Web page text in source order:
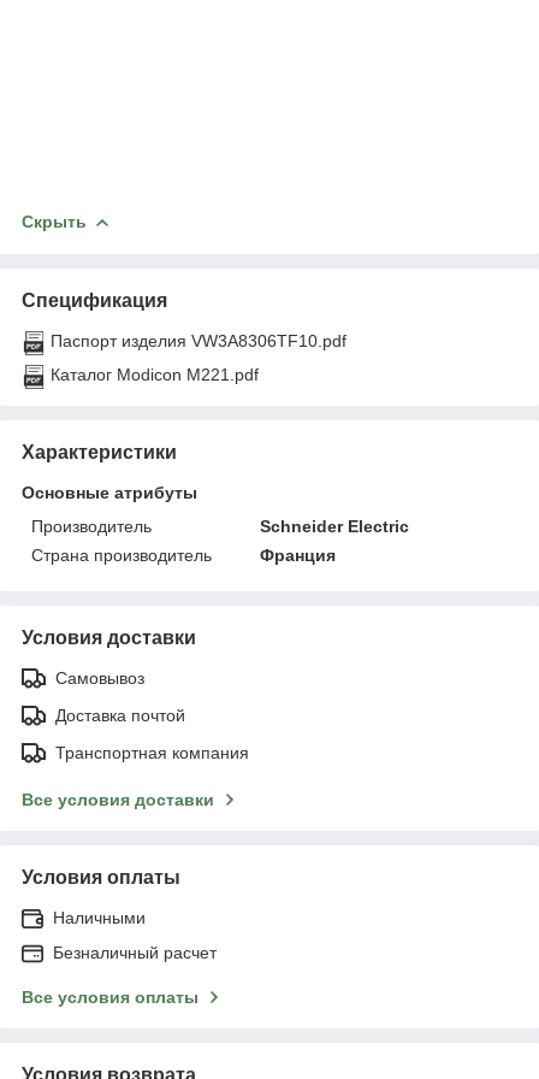
Скрыть
Спецификация
Паспорт изделия VW3A8306TF10.pdf
Каталог Modicon M221.pdf
Характеристики
Основные атрибуты
Производитель
Schneider Electric
Страна производитель
Франция
Условия доставки
Самовывоз
Доставка почтой
Транспортная компания
Все условия доставки
Условия оплаты
Наличными
Безналичный расчет
Все условия оплаты
Условия возврата